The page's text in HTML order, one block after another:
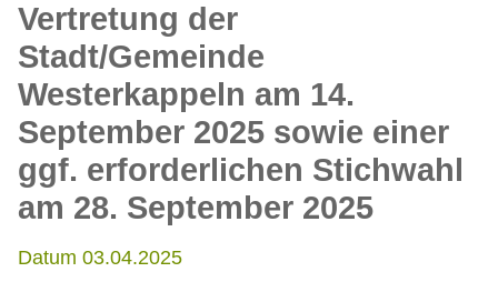
Vertretung der
Stadt/Gemeinde
Westerkappeln am 14.
September 2025 sowie einer
ggf. erforderlichen Stichwahl
am 28. September 2025
Datum 03.04.2025